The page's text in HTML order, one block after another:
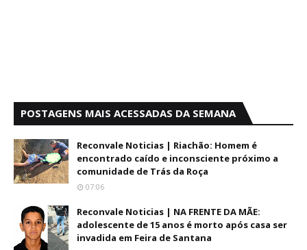
POSTAGENS MAIS ACESSADAS DA SEMANA
Reconvale Noticias | Riachão: Homem é
encontrado caído e inconsciente próximo a
comunidade de Trás da Roça
07:06
Reconvale Noticias | NA FRENTE DA MÃE:
adolescente de 15 anos é morto após casa ser
invadida em Feira de Santana